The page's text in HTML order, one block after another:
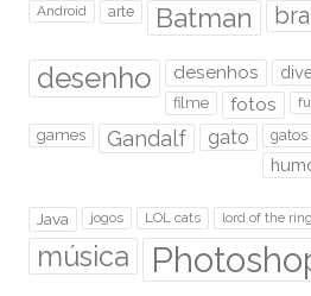
Android arte Batman
desenho desenhos
filme fotos
games Gandalf gato gatos
Java jogos LOL cats lord of the
música